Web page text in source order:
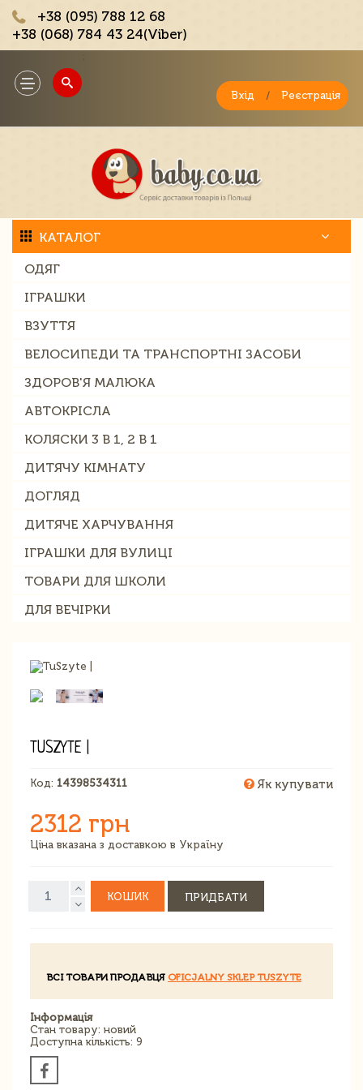
+38 (095) 788 12 68
+38 (068) 784 43 24(Viber)
Toggle
navigation
Вхід / Реєстрація
КАТАЛОГ
ОДЯГ
ІГРАШКИ
ВЗУТТЯ
ВЕЛОСИПЕДИ ТА ТРАНСПОРТНІ ЗАСОБИ
ЗДОРОВ'Я МАЛЮКА
АВТОКРІСЛА
КОЛЯСКИ 3 В 1, 2 В 1
ДИТЯЧУ КІМНАТУ
ДОГЛЯД
ДИТЯЧЕ ХАРЧУВАННЯ
ІГРАШКИ ДЛЯ ВУЛИЦІ
ТОВАРИ ДЛЯ ШКОЛИ
ДЛЯ ВЕЧІРКИ
TUSZYTE |
Код: 14398534311 Як купувати
2312 грн
Ціна вказана з доставкою в Україну
КОШИК ПРИДБАТИ
ВСІ ТОВАРИ ПРОДАВЦЯ OFICJALNY SKLEP TUSZYTE
Інформація
Стан товару: новий
Доступна кількість: 9